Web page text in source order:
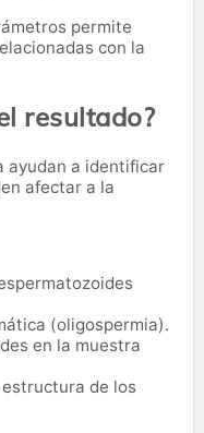
permite
con la
resultado?
ayudan a identificar
afectar a la
(oligospermia).
en la muestra
de los